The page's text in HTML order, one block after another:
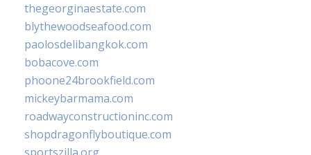
thegeorginaestate.com
blythewoodseafood.com
paolosdelibangkok.com
bobacove.com
phoone24brookfield.com
mickeybarmama.com
roadwayconstructioninc.com
shopdragonflyboutique.com